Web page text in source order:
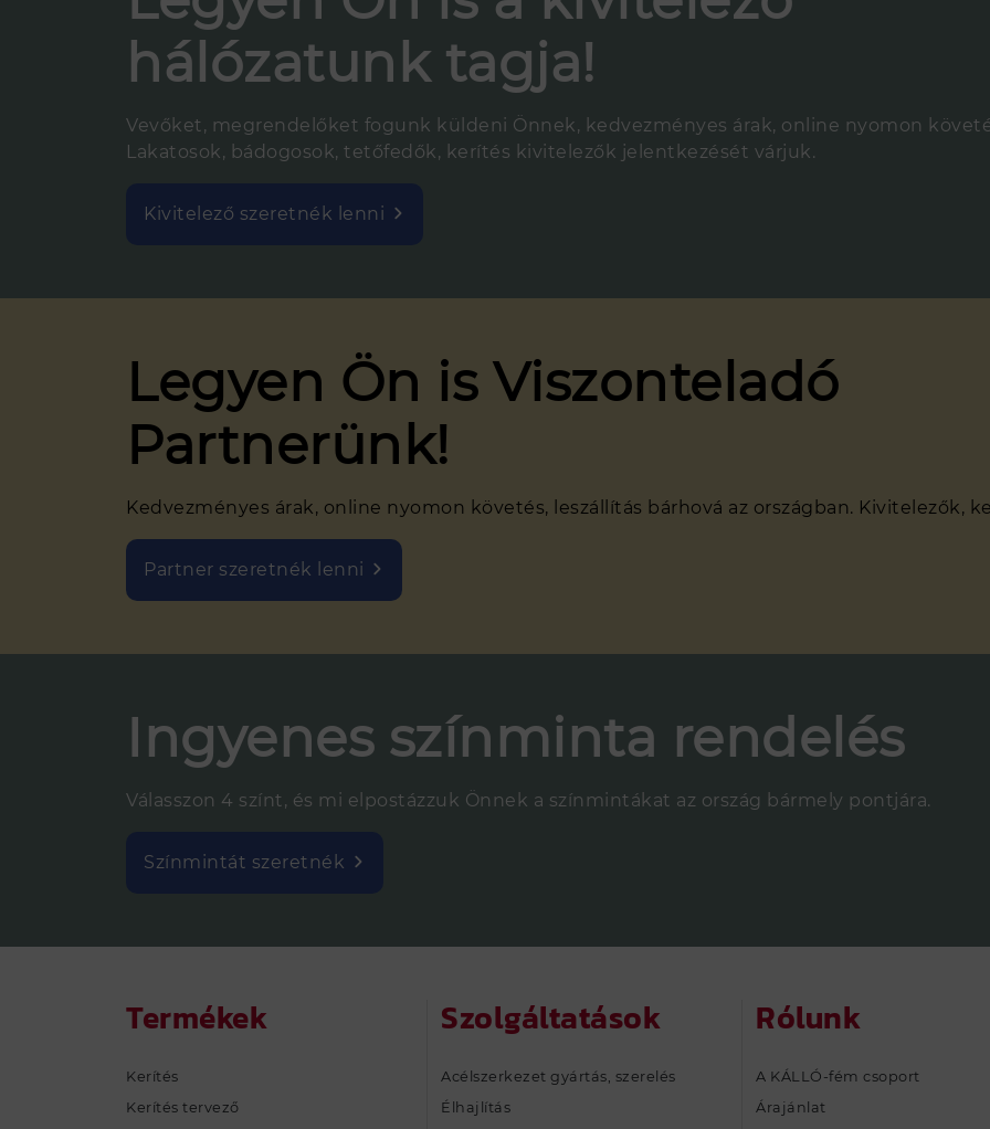
hálózatunk tagja!
Vevőket, megrendelőket fogunk küldeni Önnek, kedvezményes árak, online nyomon
Lakatosok, bádogosok, tetőfedők, kerítés kivitelezők jelentkezését várjuk.
Kivitelező szeretnék lenni
Legyen Ön is Viszonteladó
Partnerünk!
Kedvezményes árak, online nyomon követés, leszállítás bárhová az országban. Kivitelezők,
Partner szeretnék lenni
Ingyenes színminta rendelés
Válasszon 4 színt, és mi elpostázzuk Önnek a színmintákat az ország bármely pontjára.
Színmintát szeretnék
Termékek
Kerítés
Kerítés tervező
Szolgáltatások
Acélszerkezet gyártás, szerelés
Élhajlítás
Rólunk
A KÁLLÓ-fém csoport
Árajánlat